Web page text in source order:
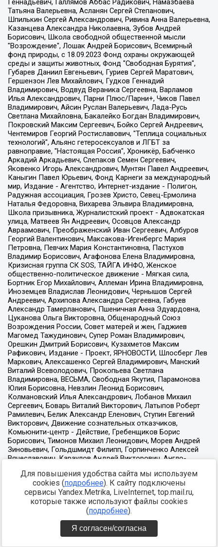
Для повышения удобства сайта мы используем
cookies (подробнее). К сайту подключены
сервисы Yandex.Metrika, LiveInternet, top.mail.ru,
которые также используют файлы cookies
(подробнее).
Я согласен/согласна